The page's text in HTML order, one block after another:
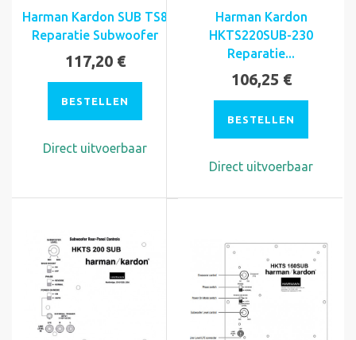
Harman Kardon SUB TS8
Reparatie Subwoofer
117,20 €
BESTELLEN
Direct uitvoerbaar
Harman Kardon
HKTS220SUB-230
Reparatie...
106,25 €
BESTELLEN
Direct uitvoerbaar